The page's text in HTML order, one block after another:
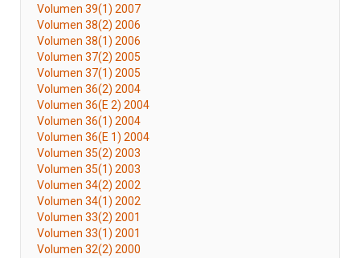
Volumen 39(1) 2007
Volumen 38(2) 2006
Volumen 38(1) 2006
Volumen 37(2) 2005
Volumen 37(1) 2005
Volumen 36(2) 2004
Volumen 36(E 2) 2004
Volumen 36(1) 2004
Volumen 36(E 1) 2004
Volumen 35(2) 2003
Volumen 35(1) 2003
Volumen 34(2) 2002
Volumen 34(1) 2002
Volumen 33(2) 2001
Volumen 33(1) 2001
Volumen 32(2) 2000